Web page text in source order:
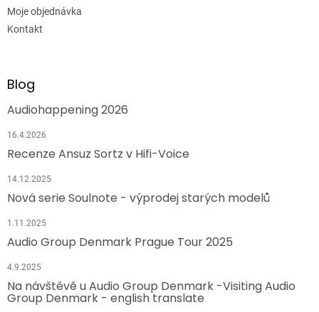
Moje objednávka
Kontakt
Blog
Audiohappening 2026
16.4.2026
Recenze Ansuz Sortz v Hifi-Voice
14.12.2025
Nová serie Soulnote - výprodej starých modelů
1.11.2025
Audio Group Denmark Prague Tour 2025
4.9.2025
Na návštěvě u Audio Group Denmark -Visiting Audio
Group Denmark - english translate